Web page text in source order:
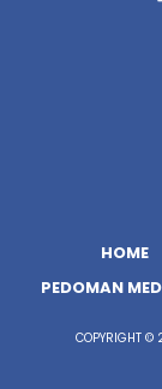
HOME
PEDOMAN
COPYRIGHT ©